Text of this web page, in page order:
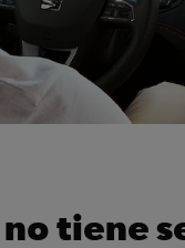
no tiene